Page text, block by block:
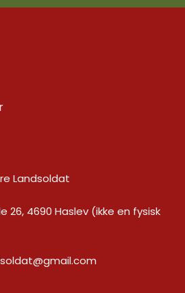
Landsoldat
26, 4690 Haslev (ikke en fysisk